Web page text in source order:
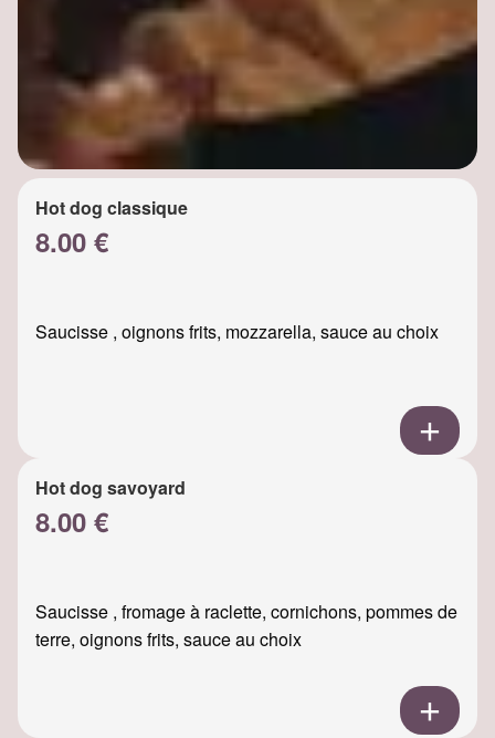
Hot dog classique
8.00 €
Saucisse , oignons frits, mozzarella, sauce au choix
Hot dog savoyard
8.00 €
Saucisse , fromage à raclette, cornichons, pommes de
terre, oignons frits, sauce au choix